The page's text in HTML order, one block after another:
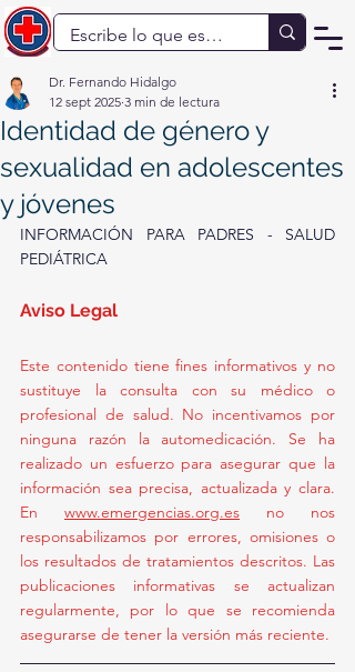
Identidad de género y
sexualidad en adolescentes
y jóvenes
Dr. Fernando Hidalgo
12 sept 2025 3 min de lectura
INFORMACIÓN PARA PADRES - SALUD
PEDIÁTRICA
Aviso Legal
Este contenido tiene fines informativos y no
sustituye la consulta con su médico o
profesional de salud. No incentivamos por
ninguna razón la automedicación. Se ha
realizado un esfuerzo para asegurar que la
información sea precisa, actualizada y clara.
En www.emergencias.org.es no nos
responsabilizamos por errores, omisiones o
los resultados de tratamientos descritos. Las
publicaciones informativas se actualizan
regularmente, por lo que se recomienda
asegurarse de tener la versión más reciente.